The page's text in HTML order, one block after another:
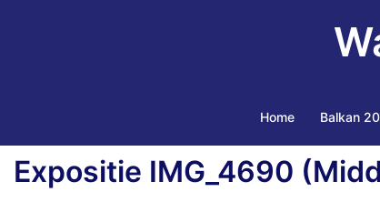
Home Balkan
Expositie IMG_4690